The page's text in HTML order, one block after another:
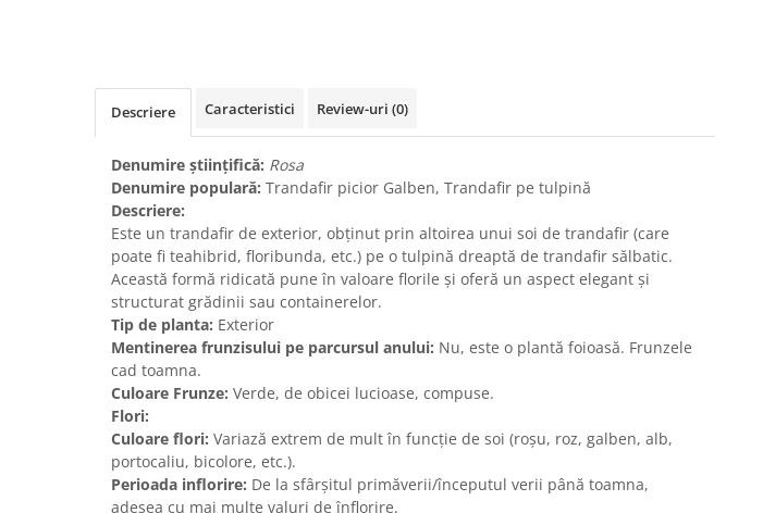
Descriere Caracteristici Review-uri (0)
Denumire științifică: Rosa
Denumire populară: Trandafir picior Galben, Trandafir pe tulpină
Descriere:
Este un trandafir de exterior, obținut prin altoirea unui soi de trandafir (care
poate fi teahibrid, floribunda, etc.) pe o tulpină dreaptă de trandafir sălbatic.
Această formă ridicată pune în valoare florile și oferă un aspect elegant și
structurat grădinii sau containerelor.
Tip de planta: Exterior
Mentinerea frunzisului pe parcursul anului: Nu, este o plantă foioasă. Frunzele
cad toamna.
Culoare Frunze: Verde, de obicei lucioase, compuse.
Flori:
Culoare flori: Variază extrem de mult în funcție de soi (roșu, roz, galben, alb,
portocaliu, bicolore, etc.).
Perioada inflorire: De la sfârșitul primăverii/începutul verii până toamna,
adesea cu mai multe valuri de înflorire.